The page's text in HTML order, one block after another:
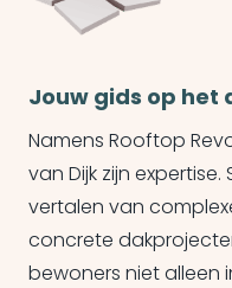
Jouw gids op het
Namens Rooftop
van Dijk zijn
vertalen van
concrete
bewoners niet alleen